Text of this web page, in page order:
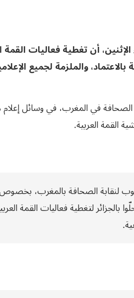
أن تغطية فعاليات القمة
والملزمة لجميع
الصحافة في المغرب، في وسائل
القمة العربية.
لنقابة الصحافة بالمغرب،
لتغطية فعاليات القمة